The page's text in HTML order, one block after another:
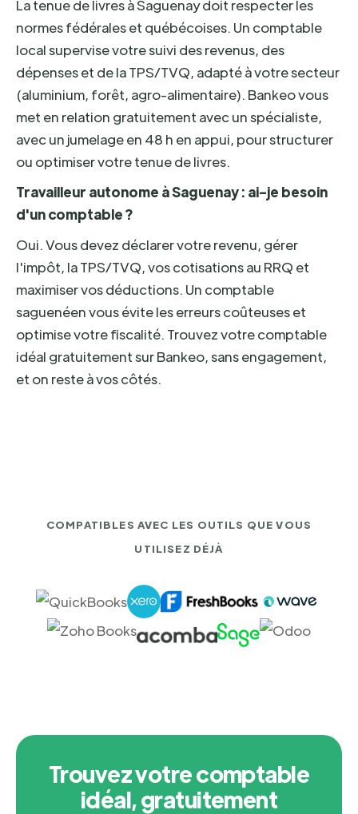
La tenue de livres à Saguenay doit respecter les
normes fédérales et québécoises. Un comptable
local supervise votre suivi des revenus, des
dépenses et de la TPS/TVQ, adapté à votre secteur
(aluminium, forêt, agro-alimentaire). Bankeo vous
met en relation gratuitement avec un spécialiste,
avec un jumelage en 48 h en appui, pour structurer
ou optimiser votre tenue de livres.
Travailleur autonome à Saguenay : ai-je besoin
d'un comptable ?
Oui. Vous devez déclarer votre revenu, gérer
l'impôt, la TPS/TVQ, vos cotisations au RRQ et
maximiser vos déductions. Un comptable
saguenéen vous évite les erreurs coûteuses et
optimise votre fiscalité. Trouvez votre comptable
idéal gratuitement sur Bankeo, sans engagement,
et on reste à vos côtés.
COMPATIBLES AVEC LES OUTILS QUE VOUS
UTILISEZ DÉJÀ
Trouvez votre comptable
idéal, gratuitement